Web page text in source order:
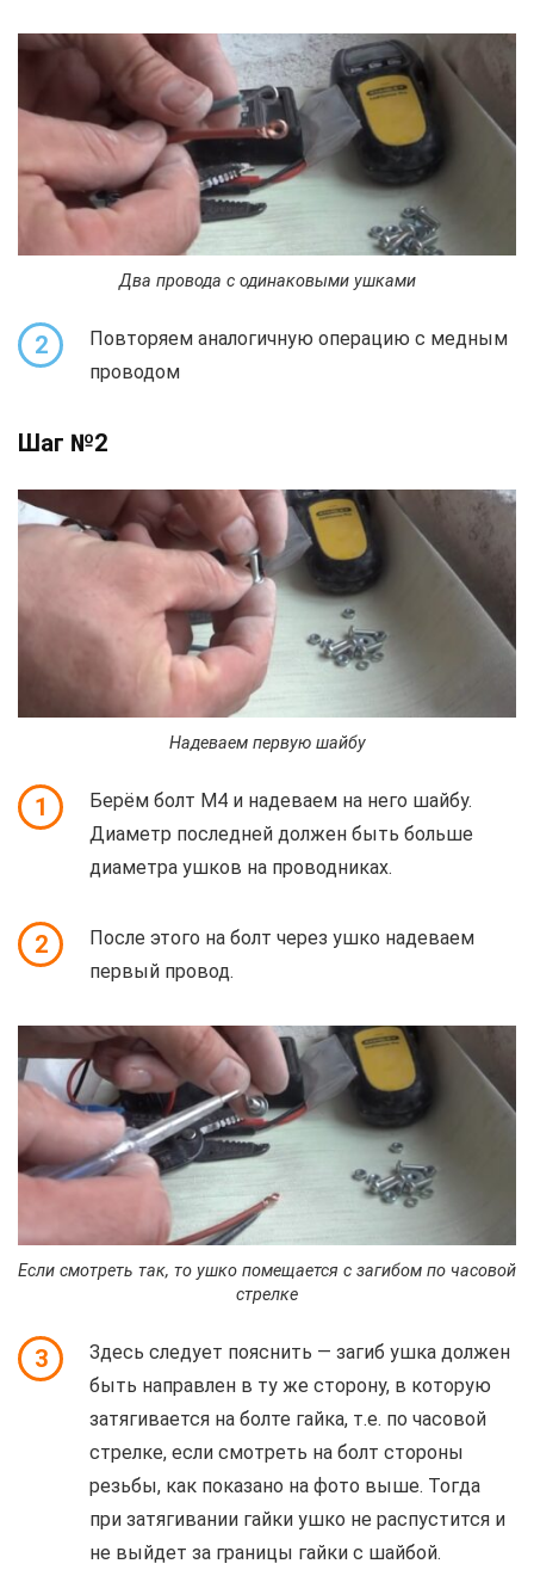
Два провода с одинаковыми ушками
2
Повторяем аналогичную операцию с медным
проводом
Шаг №2
Надеваем первую шайбу
1
Берём болт М4 и надеваем на него шайбу.
Диаметр последней должен быть больше
диаметра ушков на проводниках.
2
После этого на болт через ушко надеваем
первый провод.
Если смотреть так, то ушко помещается с загибом по часовой
стрелке
3
Здесь следует пояснить — загиб ушка должен
быть направлен в ту же сторону, в которую
затягивается на болте гайка, т.е. по часовой
стрелке, если смотреть на болт стороны
резьбы, как показано на фото выше. Тогда
при затягивании гайки ушко не распустится и
не выйдет за границы гайки с шайбой.